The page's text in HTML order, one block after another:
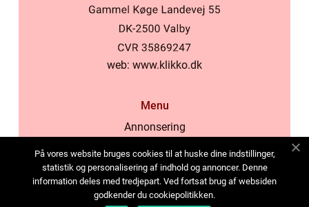
web: www.klikko.dk
Menu
Annonsering
Cookies
Kontakta oss
Sitemap
På vores website bruges cookies til at huske dine indstillinger,
statistik og personalisering af indhold og annoncer. Denne
information deles med tredjepart. Ved fortsat brug af websiden
godkender du cookiepolitikken.